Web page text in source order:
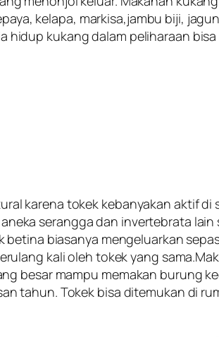
kelapa, markisa,jambu biji,
kukang dalam peliharaan
karena tokek kebanyakan aktif di
serangga dan invertebrata
biasanya mengeluarkan
kali oleh tokek yang
besar mampu memakan burung
tahun. Tokek bisa ditemukan di